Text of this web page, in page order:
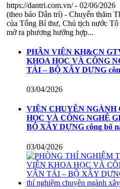
https://dantri.com.vn/- 02/06/2026
(theo báo Dân trí) - Chuyến thăm
của Tổng Bí thư, Chủ tịch nước Tô
mở ra phương hướng hợp...
PHÂN VIỆN KH&CN
KHOA HỌC VÀ CÔNG
TẢI – BỘ XÂY DỰNG
03/04/2026
VIỆN CHUYÊN NGÀNH
HỌC VÀ CÔNG NGHỆ
BỘ XÂY DỰNG công bố
03/04/2026